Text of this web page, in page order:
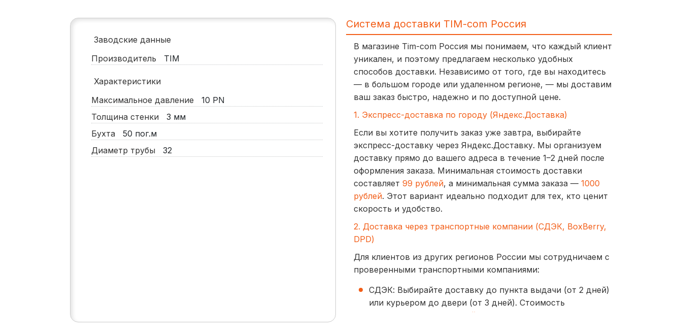
Заводские данные
Производитель
TIM
Характеристики
Максимальное давление
10 PN
Толщина стенки
3 мм
Бухта
50 пог.м
Диаметр трубы
32
Система доставки TIM-com Россия
В магазине Tim-com Россия мы понимаем, что каждый клиент
уникален, и поэтому предлагаем несколько удобных
способов доставки. Независимо от того, где вы находитесь
— в большом городе или удаленном регионе, — мы доставим
ваш заказ быстро, надежно и по доступной цене.
1. Экспресс-доставка по городу (Яндекс.Доставка)
Если вы хотите получить заказ уже завтра, выбирайте
экспресс-доставку через Яндекс.Доставку. Мы организуем
доставку прямо до вашего адреса в течение 1–2 дней после
оформления заказа. Минимальная стоимость доставки
составляет 99 рублей, а минимальная сумма заказа — 1000
рублей. Этот вариант идеально подходит для тех, кто ценит
скорость и удобство.
2. Доставка через транспортные компании (СДЭК, BoxBerry,
DPD)
Для клиентов из других регионов России мы сотрудничаем с
проверенными транспортными компаниями:
СДЭК: Выбирайте доставку до пункта выдачи (от 2 дней)
или курьером до двери (от 3 дней). Стоимость
300 рублей